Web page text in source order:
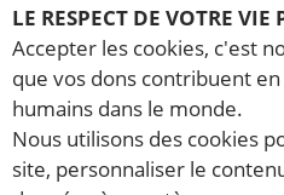
LE RESPECT DE VOTRE
Accepter les cookies, c'est
que vos dons contribuent
humains dans le monde.
Nous utilisons des cookies
site, personnaliser le